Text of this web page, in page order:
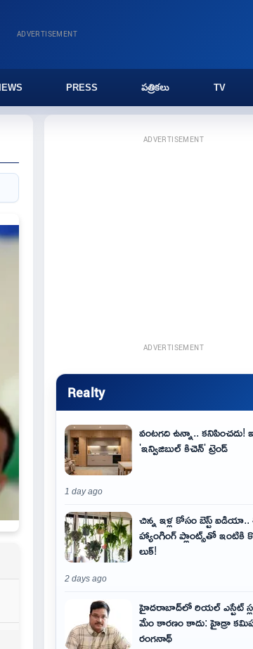
ADVERTISEMENT
PRESS పత్రికలు TV
ADVERTISEMENT
ADVERTISEMENT
Realty
వంటగది ఉన్నా.. కనిపించదు!
'ఇన్విజిబుల్ కిచెన్' ట్రెండ్
1 day ago
చిన్న ఇళ్ల కోసం బెస్ట్
హ్యాంగింగ్ ప్లాంట్స్‌తో ఇంటికి
లుక్!
2 days ago
హైదరాబాద్‌లో రియల్ ఎస్టేట్
మేం కారణం కాదు: హైడ్రా
రంగనాథ్